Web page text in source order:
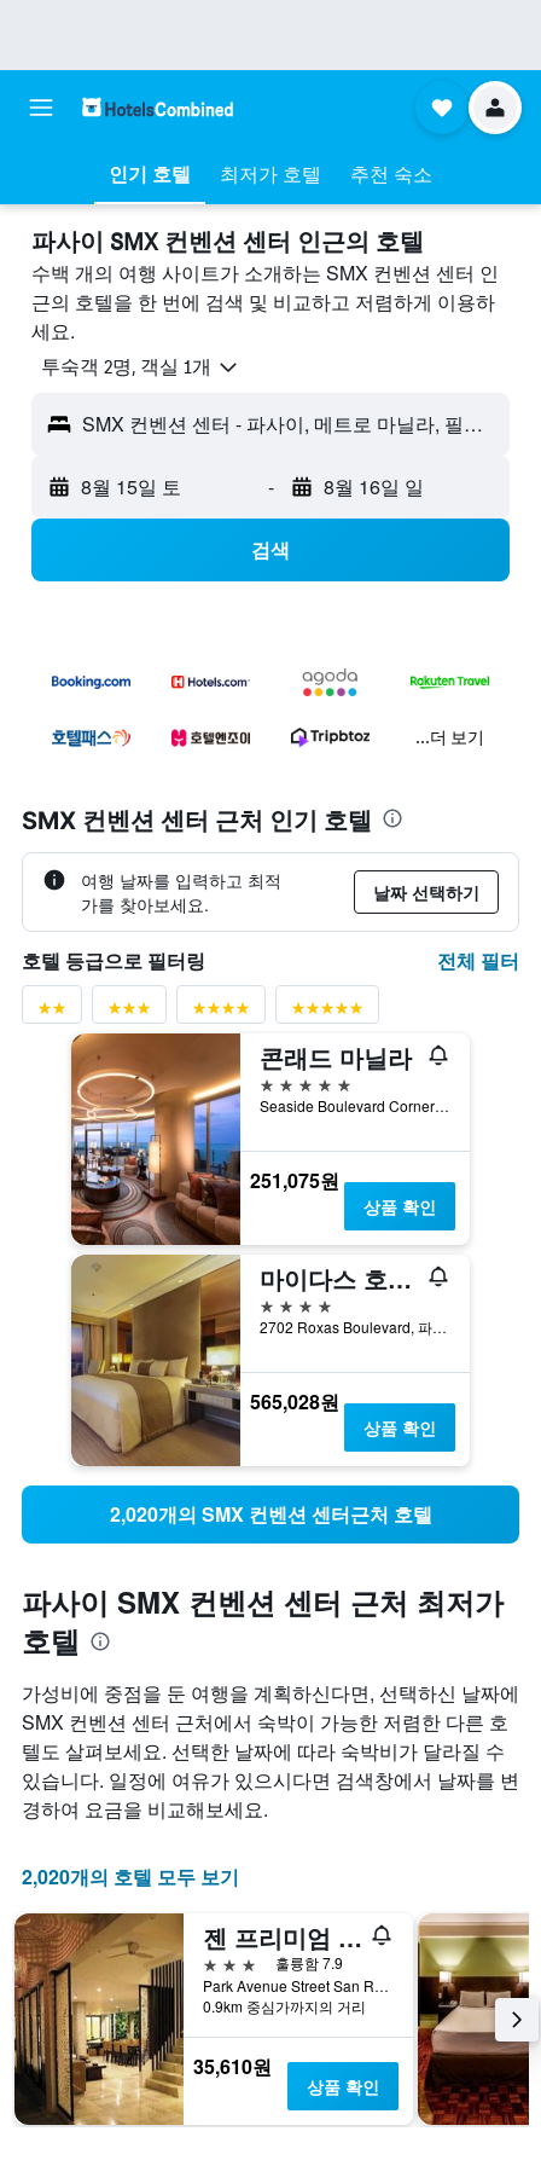
인기 호텔 최저가 호텔 추천 숙소
파사이 SMX 컨벤션 센터 ​인근의 호텔
수백 개의 여행 사이트가 소개하는 SMX 컨벤션 센터 인
근의 호텔을 한 번에 검색 및 비교하고 저렴하게 이용하
세요.
​투숙객 2​명, ​객실 1개
SMX 컨벤션 센터 - 파사이, 메트로 마닐라, 필리핀
8월 15일 토 - 8월 16일 일
검색
...더 보기
SMX 컨벤션 센터 근처 인기 호텔
여행 날짜를 입력하고 최적
가를 찾아보세요.
날짜 선택하기
호텔 등급으로 필터링 전체 필터
콘래드 마닐라
5성급
Seaside Boulevard Corner Coral Way, 파사이, 필리핀
251,075원
상품 확인
마이다스 호텔 앤 카지노
4성급
2702 Roxas Boulevard, 파사이, 필리핀
565,028원
상품 확인
2,020개의 SMX 컨벤션 센터근처 호텔
파사이 SMX 컨벤션 센터 근처 최저가
호텔
​가성비에 중점을 둔 여행을 계획하신다면, 선택하신 날짜에
SMX 컨벤션 센터 근처에서 숙박이 가능한 저렴한 다른 호
텔도 살펴보세요. 선택한 날짜에 따라 숙박비가 달라질 수
있습니다. 일정에 여유가 있으시다면 검색창에서 날짜를 변
경하여 요금을 비교해보세요.
2,020개의 호텔 모두 보기
젠 프리미엄 셀라 가든 파세이
3성급
훌륭함 7.9
Park Avenue Street San Rafael,2715, 파사이, 필리핀
0.9km 중심가까지의 거리
35,610원
상품 확인